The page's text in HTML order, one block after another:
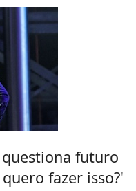
futuro
fazer isso?'